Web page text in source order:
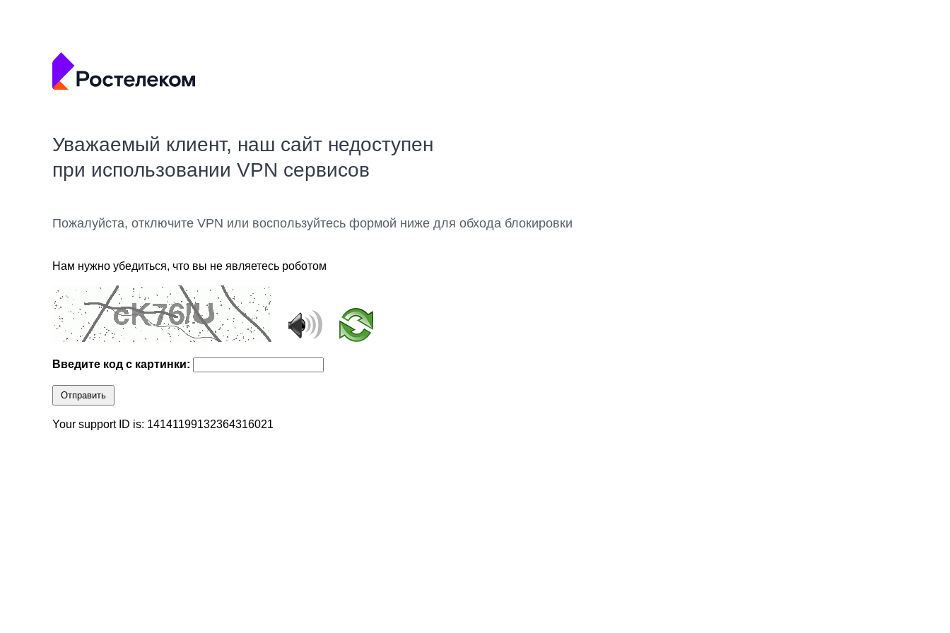
Уважаемый клиент, наш сайт недоступен
при использовании VPN сервисов
Пожалуйста, отключите VPN или воспользуйтесь формой ниже для обхода блокировки
Нам нужно убедиться, что вы не являетесь роботом
Введите код с картинки:
Отправить
Your support ID is: 14141199132364316021